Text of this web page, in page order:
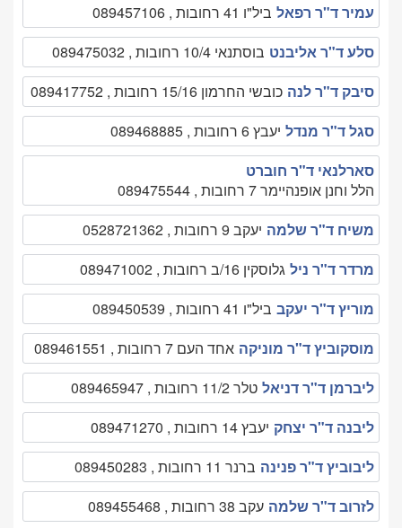
עמיר ד"ר רפאל ביל"ו 41 רחובות , 089457106
סלע ד"ר אליבנט בוסתנאי 10/4 רחובות , 089475032
סיבק ד"ר לנה כובשי החרמון 15/16 רחובות , 089417752
סגל ד"ר מנדל יעבץ 6 רחובות , 089468885
סארלנאי ד"ר חוברט
הלל וחנן אופנהיימר 7 רחובות , 089475544
משיח ד"ר שלמה יעקב 9 רחובות , 0528721362
מרדר ד"ר ניל גלוסקין 16/ב רחובות , 089471002
מוריץ ד"ר יעקב ביל"ו 41 רחובות , 089450539
מוסקוביץ ד"ר מוניקה אחד העם 7 רחובות , 089461551
ליברמן ד"ר דניאל טלר 11/2 רחובות , 089465947
ליבנה ד"ר יצחק יעבץ 14 רחובות , 089471270
ליבוביץ ד"ר פנינה ברנר 11 רחובות , 089450283
לזרוב ד"ר שלמה עקב 38 רחובות , 089455468